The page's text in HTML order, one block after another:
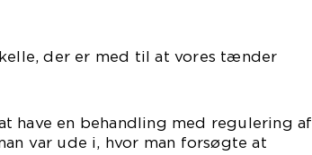
der er med til at vores tænder
have en behandling med regulering af
var ude i, hvor man forsøgte at